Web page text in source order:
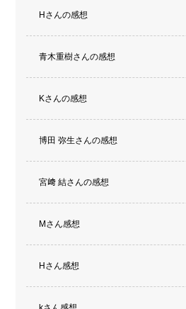
Hさんの感想
青木重樹さんの感想
Kさんの感想
博田 弥生さんの感想
宮﨑 結さんの感想
Mさん感想
Hさん感想